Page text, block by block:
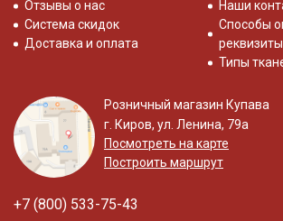
Отзывы о нас
Система скидок
Доставка и оплата
Наши
Способы
реквизиты
Типы
Розничный магазин Купава
г. Киров, ул. Ленина, 79а
Посмотреть на карте
Построить маршрут
+7 (800) 533-75-43